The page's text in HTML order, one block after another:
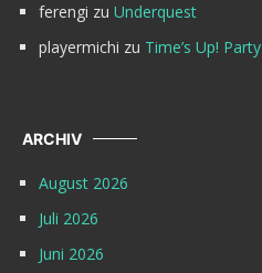
ferengi zu Underquest
playermichi zu Time’s Up! Party
ARCHIV
August 2026
Juli 2026
Juni 2026